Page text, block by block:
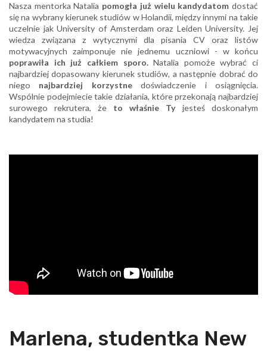
Nasza mentorka Natalia pomogła już wielu kandydatom dostać
się na wybrany kierunek studiów w Holandii, między innymi na takie
uczelnie jak University of Amsterdam oraz Leiden University. Jej
wiedza związana z wytycznymi dla pisania CV oraz listów
motywacyjnych zaimponuje nie jednemu uczniowi - w końcu
poprawiła ich już całkiem sporo.Natalia pomoże wybrać ci
najbardziej dopasowany kierunek studiów, a następnie dobrać do
niego najbardziej korzystnedoświadczenie i osiągnięcia.
Wspólnie podejmiecie takie działania, które przekonają najbardziej
surowego rekrutera, że to właśnie Ty jesteś doskonałym
kandydatem na studia!
Marlena, studentka New